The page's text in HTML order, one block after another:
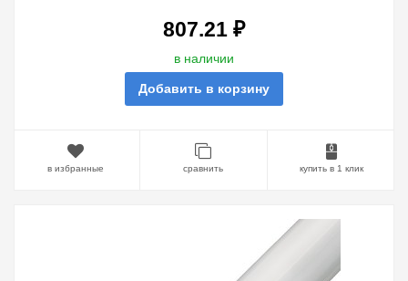
807.21 ₽
в наличии
Добавить в корзину
в избранные сравнить купить в 1 клик